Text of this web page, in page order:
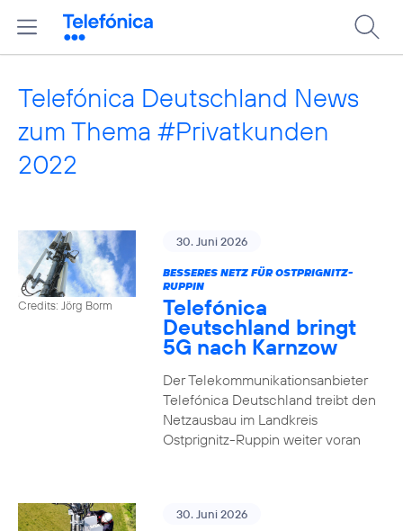
Telefónica Deutschland News
zum Thema #Privatkunden
2022
Credits: Jörg Borm
30. Juni 2026
BESSERES NETZ FÜR OSTPRIGNITZ-
RUPPIN
Telefónica
Deutschland bringt
5G nach Karnzow
Der Telekommunikationsanbieter
Telefónica Deutschland treibt den
Netzausbau im Landkreis
Ostprignitz-Ruppin weiter voran
30. Juni 2026